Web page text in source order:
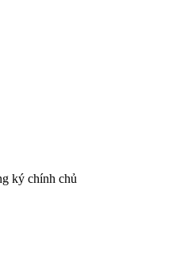
ký chính chủ